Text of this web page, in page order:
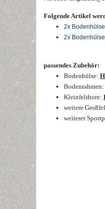
Folgende Artikel
2x
2x
passendes Zubehör:
Bodenhülse:
Bodenrahmen:
Kleinfeldtore:
weitere
weiterer